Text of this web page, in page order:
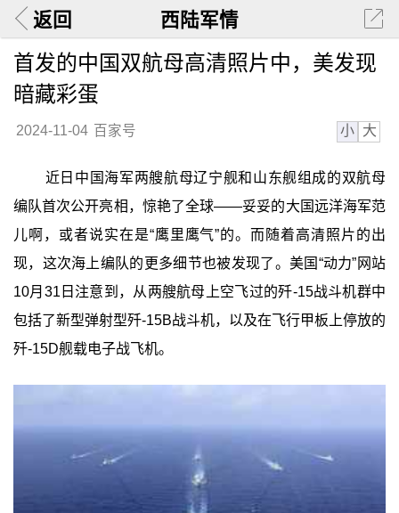
返回 西陆军情
首发的中国双航母高清照片中，美发现
暗藏彩蛋
2024-11-04 百家号 小 大
近日中国海军两艘航母辽宁舰和山东舰组成的双航母
编队首次公开亮相，惊艳了全球——妥妥的大国远洋海军范
儿啊，或者说实在是“鹰里鹰气”的。而随着高清照片的出
现，这次海上编队的更多细节也被发现了。美国“动力”网站
10月31日注意到，从两艘航母上空飞过的歼-15战斗机群中
包括了新型弹射型歼-15B战斗机，以及在飞行甲板上停放的
歼-15D舰载电子战飞机。